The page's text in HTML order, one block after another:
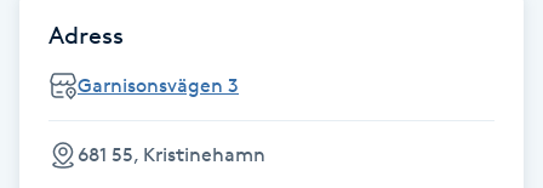
Fransfärgning
Fransförlängning
Fransförlängning Megavolym
Adress
Garnisonsvägen 3
681 55, Kristinehamn